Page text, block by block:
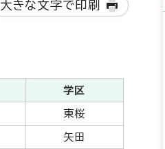
大きな文字で印刷
学区
東桜
矢田